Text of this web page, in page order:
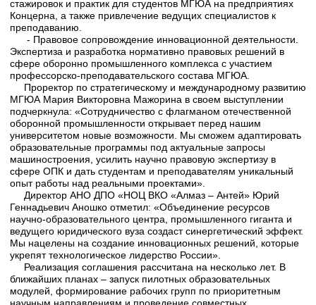
стажировок и практик для студентов МГЮА на предприятиях
Концерна, а также привлечение ведущих специалистов к
преподаванию.
- Правовое сопровождение инновационной деятельности.
Экспертиза и разработка нормативно правовых решений в
сфере оборонно промышленного комплекса с участием
профессорско-преподавательского состава МГЮА.
Проректор по стратегическому и международному развитию
МГЮА Мария Викторовна Мажорина в своем выступлении
подчеркнула: «Сотрудничество с флагманом отечественной
оборонной промышленности открывает перед нашим
университетом новые возможности. Мы сможем адаптировать
образовательные программы под актуальные запросы
машиностроения, усилить научно правовую экспертизу в
сфере ОПК и дать студентам и преподавателям уникальный
опыт работы над реальными проектами».
Директор АНО ДПО «НОЦ ВКО «Алмаз – Антей» Юрий
Геннадьевич Аношко отметил: «Объединение ресурсов
научно-образовательного центра, промышленного гиганта и
ведущего юридического вуза создаст синергетический эффект.
Мы нацелены на создание инновационных решений, которые
укрепят технологическое лидерство России».
Реализация соглашения рассчитана на несколько лет. В
ближайших планах – запуск пилотных образовательных
модулей, формирование рабочих групп по приоритетным